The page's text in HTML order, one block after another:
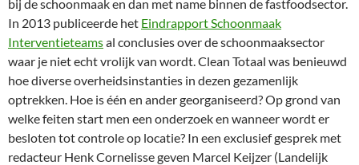
bij de schoonmaak en dan met name binnen de fastfoodsector.
In 2013 publiceerde het Eindrapport Schoonmaak
Interventieteamsal conclusies over de schoonmaaksector
waar je niet echt vrolijk van wordt. Clean Totaal was benieuwd
hoe diverse overheidsinstanties in dezen gezamenlijk
optrekken. Hoe is één en ander georganiseerd? Op grond van
welke feiten start men een onderzoek en wanneer wordt er
besloten tot controle op locatie? In een exclusief gesprek met
redacteur Henk Cornelisse geven Marcel Keijzer (Landelijk